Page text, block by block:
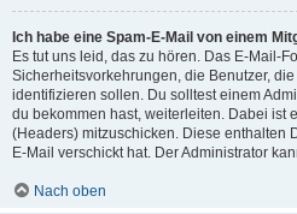
Ich habe eine Spam-E-Mail von einem
Es tut uns leid, das zu hören. Das E-Mail-
Sicherheitsvorkehrungen, die Benutzer,
identifizieren sollen. Du solltest einem
du bekommen hast, weiterleiten. Dabei ist
(Headers) mitzuschicken. Diese enthalten
E-Mail verschickt hat. Der Administrator
Nach oben